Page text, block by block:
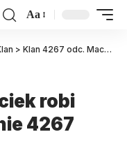
Aa
> Klan 4267 odc. Maciek robi remont. Streszczenie 4267 odcinka
robi
4267